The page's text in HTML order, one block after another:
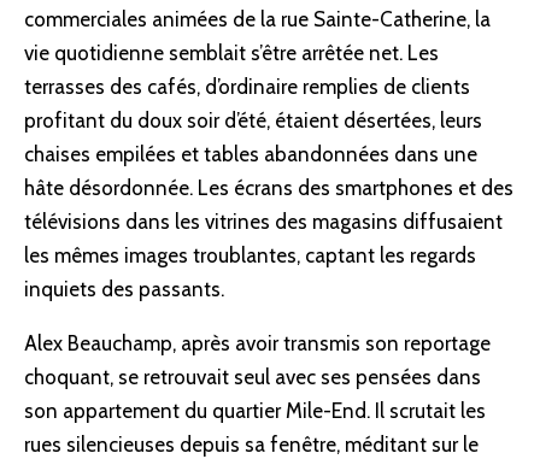
commerciales animées de la rue Sainte-Catherine, la
vie quotidienne semblait s’être arrêtée net. Les
terrasses des cafés, d’ordinaire remplies de clients
profitant du doux soir d’été, étaient désertées, leurs
chaises empilées et tables abandonnées dans une
hâte désordonnée. Les écrans des smartphones et des
télévisions dans les vitrines des magasins diffusaient
les mêmes images troublantes, captant les regards
inquiets des passants.
Alex Beauchamp, après avoir transmis son reportage
choquant, se retrouvait seul avec ses pensées dans
son appartement du quartier Mile-End. Il scrutait les
rues silencieuses depuis sa fenêtre, méditant sur le